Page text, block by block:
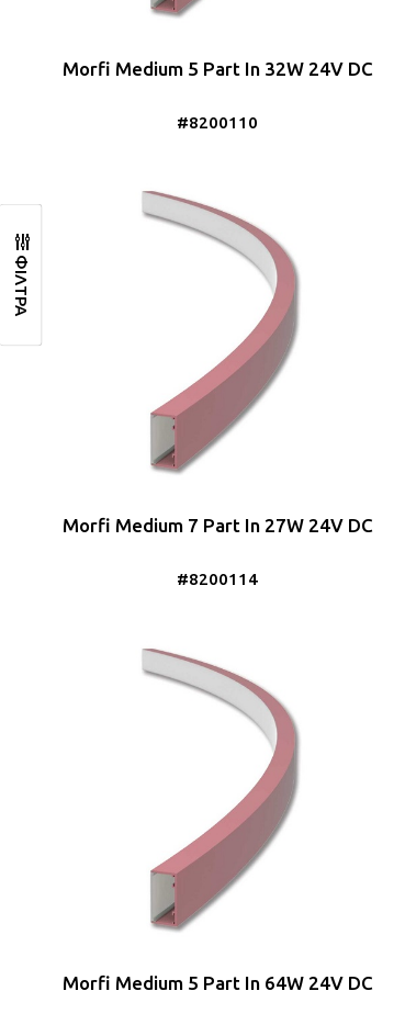
ΦΙΛΤΡΑ
Morfi Medium 5 Part In 32W 24V DC
#8200110
Morfi Medium 7 Part In 27W 24V DC
#8200114
Morfi Medium 5 Part In 64W 24V DC